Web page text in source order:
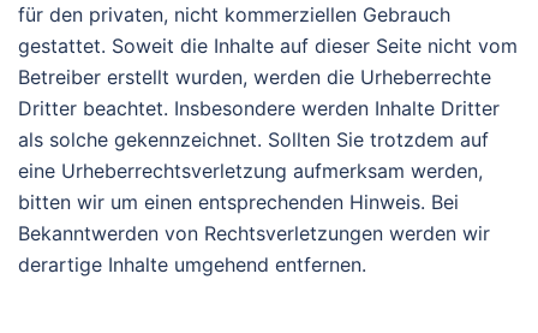
für den privaten, nicht kommerziellen Gebrauch
gestattet. Soweit die Inhalte auf dieser Seite nicht vom
Betreiber erstellt wurden, werden die Urheberrechte
Dritter beachtet. Insbesondere werden Inhalte Dritter
als solche gekennzeichnet. Sollten Sie trotzdem auf
eine Urheberrechtsverletzung aufmerksam werden,
bitten wir um einen entsprechenden Hinweis. Bei
Bekanntwerden von Rechtsverletzungen werden wir
derartige Inhalte umgehend entfernen.